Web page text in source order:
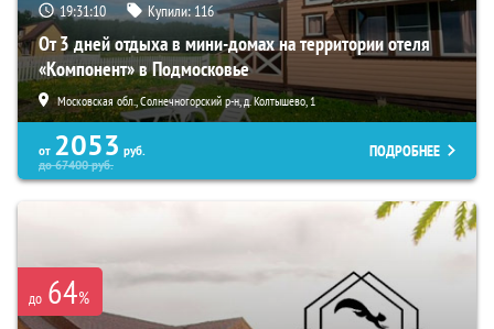
19:31:09 Купили: 116
От 3 дней отдыха в мини-домах на территории отеля
«Компонент» в Подмосковье
Московская обл., Солнечногорский р-н, д. Колтышево, 1
от 2053 руб.
до67400руб.
ПОДРОБНЕЕ
до 64%